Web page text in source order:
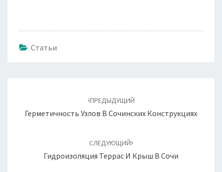
Статьи
записям
ПРЕДЫДУЩИЙ
Герметичность Узлов В Сочинских Конструкциях
СЛЕДУЮЩИЙ
Гидроизоляция Террас И Крыш В Сочи